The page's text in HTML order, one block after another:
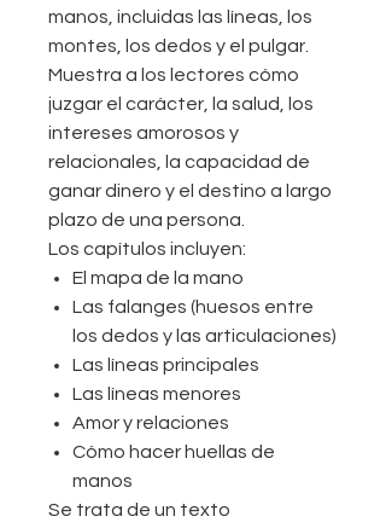
manos, incluidas las líneas, los
montes, los dedos y el pulgar.
Muestra a los lectores cómo
juzgar el carácter, la salud, los
intereses amorosos y
relacionales, la capacidad de
ganar dinero y el destino a largo
plazo de una persona.
Los capítulos incluyen:
El mapa de la mano
Las falanges (huesos entre
los dedos y las articulaciones)
Las líneas principales
Las líneas menores
Amor y relaciones
Cómo hacer huellas de
manos
Se trata de un texto